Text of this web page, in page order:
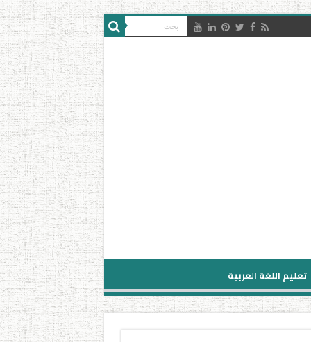
تعليم اللغة العربية